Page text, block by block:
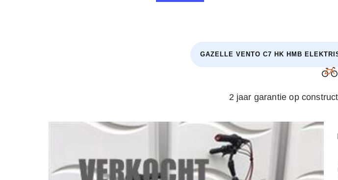
GAZELLE VENTO C7 HK HMB
2 jaar garantie op